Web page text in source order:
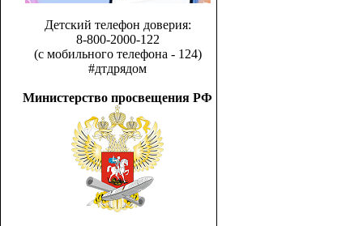
Детский телефон доверия:
8-800-2000-122
(с мобильного телефона - 124)
#дтдрядом
Министерство просвещения РФ